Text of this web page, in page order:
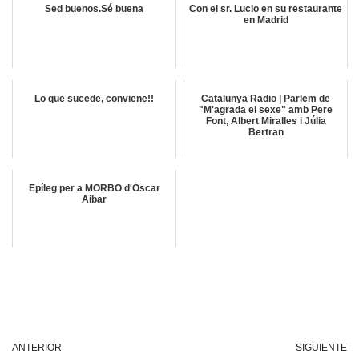
Sed buenos.Sé buena
Con el sr. Lucio en su restaurante
en Madrid
Lo que sucede, conviene!!
Catalunya Radio | Parlem de
"M'agrada el sexe" amb Pere
Font, Albert Miralles i Júlia
Bertran
Epíleg per a MORBO d'Óscar
Aibar
ANTERIOR SIGUIENTE